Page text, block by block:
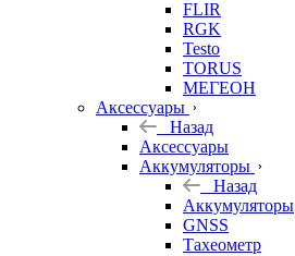
FLIR
RGK
Testo
TORUS
МЕГЕОН
Аксессуары
Назад
Аксессуары
Аккумуляторы
Назад
Аккумуляторы
GNSS
Тахеометр